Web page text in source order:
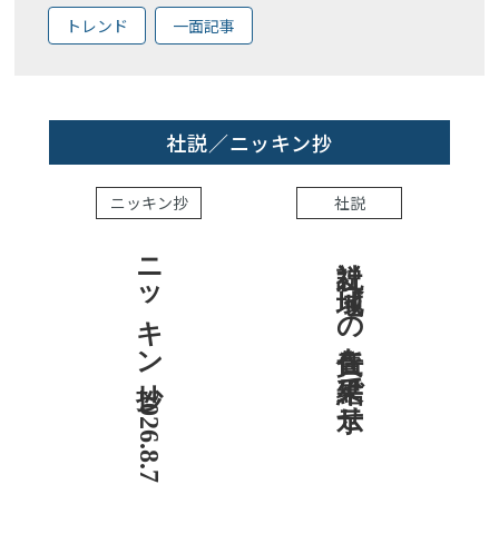
トレンド 一面記事
社説／ニッキン抄
ニッキン抄
ニッキン抄 2026.8.7
社説
社説 地域への責任を結果で示せ